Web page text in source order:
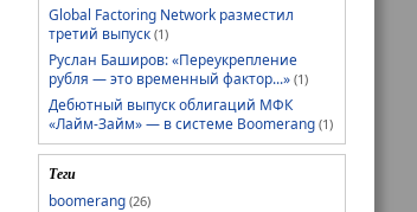
Global Factoring Network разместил
третий выпуск (1)
Руслан Баширов: «Переукрепление
рубля — это временный фактор...» (1)
Дебютный выпуск облигаций МФК
«Лайм-Займ» — в системе Boomerang (1)
Теги
boomerang (26)